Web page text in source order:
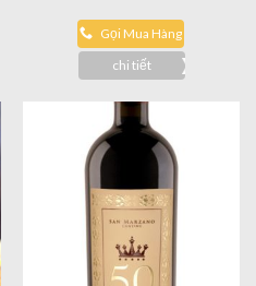
Gọi Mua Hàng
chi tiết